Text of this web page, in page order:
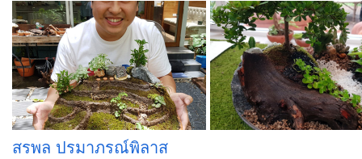
สรพล ปรมาภรณ์พิลาส